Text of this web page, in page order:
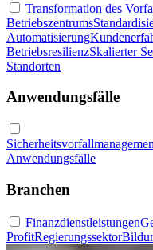
Transformation des
Betriebszentrums
Automatisierung
BetriebsresilienzSkalierter
Standorten
Anwendungsfälle
Anwendungsfälle
Branchen
Finanzdienstleistungen
ProfitRegierungssektor